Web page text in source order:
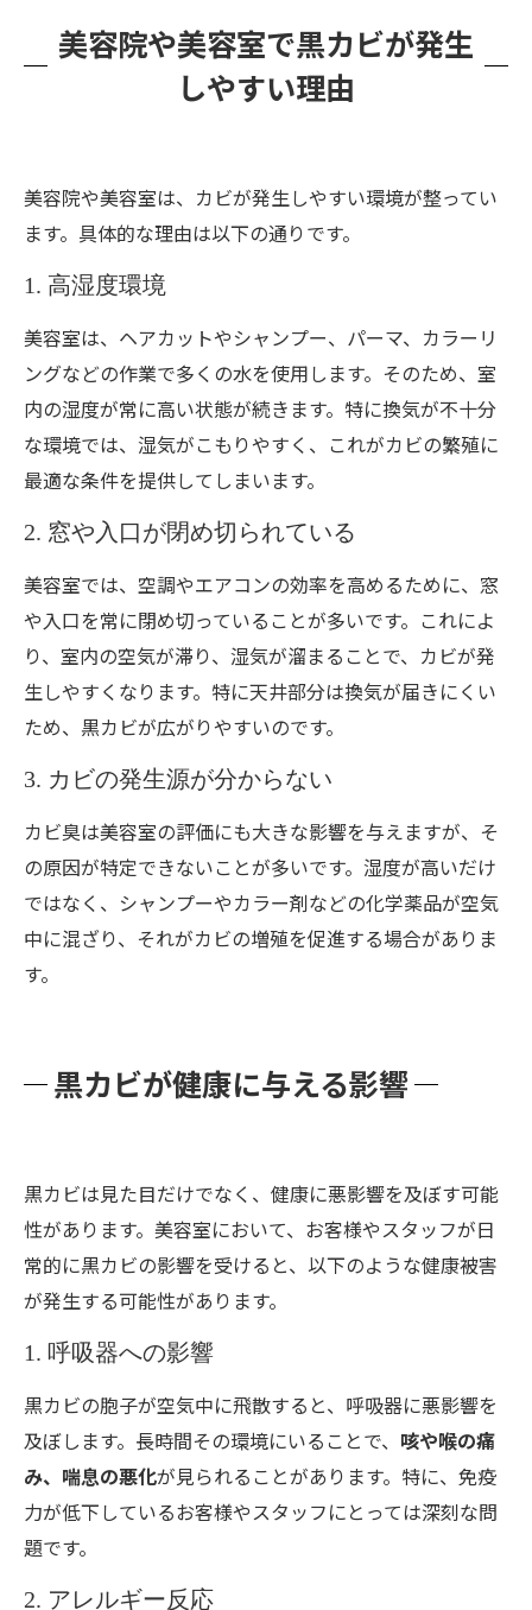
美容院や美容室で黒カビが発生
しやすい理由
美容院や美容室は、カビが発生しやすい環境が整ってい
ます。具体的な理由は以下の通りです。
1. 高湿度環境
美容室は、ヘアカットやシャンプー、パーマ、カラーリ
ングなどの作業で多くの水を使用します。そのため、室
内の湿度が常に高い状態が続きます。特に換気が不十分
な環境では、湿気がこもりやすく、これがカビの繁殖に
最適な条件を提供してしまいます。
2. 窓や入口が閉め切られている
美容室では、空調やエアコンの効率を高めるために、窓
や入口を常に閉め切っていることが多いです。これによ
り、室内の空気が滞り、湿気が溜まることで、カビが発
生しやすくなります。特に天井部分は換気が届きにくい
ため、黒カビが広がりやすいのです。
3. カビの発生源が分からない
カビ臭は美容室の評価にも大きな影響を与えますが、そ
の原因が特定できないことが多いです。湿度が高いだけ
ではなく、シャンプーやカラー剤などの化学薬品が空気
中に混ざり、それがカビの増殖を促進する場合がありま
す。
黒カビが健康に与える影響
黒カビは見た目だけでなく、健康に悪影響を及ぼす可能
性があります。美容室において、お客様やスタッフが日
常的に黒カビの影響を受けると、以下のような健康被害
が発生する可能性があります。
1. 呼吸器への影響
黒カビの胞子が空気中に飛散すると、呼吸器に悪影響を
及ぼします。長時間その環境にいることで、 咳や喉の痛
み、喘息の悪化が見られることがあります。特に、免疫
力が低下しているお客様やスタッフにとっては深刻な問
題です。
2. アレルギー反応